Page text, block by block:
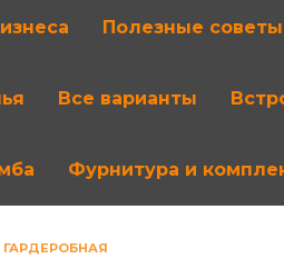
Полезные советы
Все варианты
Фурнитура и
ГАРДЕРОБНАЯ